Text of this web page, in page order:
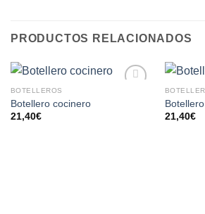
PRODUCTOS RELACIONADOS
BOTELLEROS
Botellero cocinero
21,40€
21,40€